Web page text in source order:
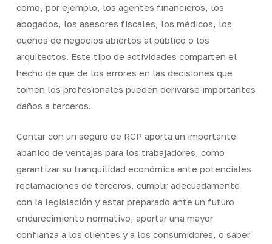
como, por ejemplo, los agentes financieros, los
abogados, los asesores fiscales, los médicos, los
dueños de negocios abiertos al público o los
arquitectos. Este tipo de actividades comparten el
hecho de que de los errores en las decisiones que
tomen los profesionales pueden derivarse importantes
daños a terceros.
Contar con un seguro de RCP aporta un importante
abanico de ventajas para los trabajadores, como
garantizar su tranquilidad económica ante potenciales
reclamaciones de terceros, cumplir adecuadamente
con la legislación y estar preparado ante un futuro
endurecimiento normativo, aportar una mayor
confianza a los clientes y a los consumidores, o saber